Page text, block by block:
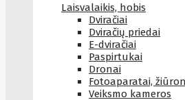
Laisvalaikis, hobis
Dviračiai
Dviračių priedai
E-dviračiai
Paspirtukai
Dronai
Fotoaparatai,
Veiksmo kameros